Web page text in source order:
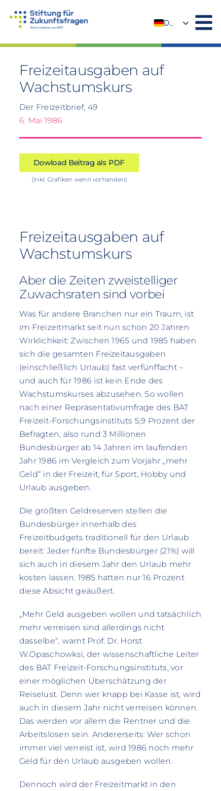
Inhalt
DE
Freizeitausgaben auf
Wachstumskurs
Der Freizeitbrief, 49
6. Mai 1986
Dowload Beitrag als PDF
(inkl. Grafiken wenn vorhanden)
Freizeitausgaben auf
Wachstumskurs
Aber die Zeiten zweistelliger
Zuwachsraten sind vorbei
Was für andere Branchen nur ein Traum, ist
im Freizeitmarkt seit nun schon 20 Jahren
Wirklichkeit: Zwischen 1965 und 1985 haben
sich die gesamten Freizeitausgaben
(einschließlich Urlaub) fast verfünffacht –
und auch für 1986 ist kein Ende des
Wachstumskurses abzusehen. So wollen
nach einer Repräsentativumfrage des BAT
Freizeit-Forschungsinstituts 5,9 Prozent der
Befragten, also rund 3 Millionen
Bundesbürger ab 14 Jahren im laufenden
Jahr 1986 im Vergleich zum Vorjahr „mehr
Geld“ in der Freizeit, für Sport, Hobby und
Urlaub ausgeben.
Die größten Geldreserven stellen die
Bundesbürger innerhalb des
Freizeitbudgets traditionell für den Urlaub
bereit: Jeder fünfte Bundesbürger (21%) will
sich auch in diesem Jahr den Urlaub mehr
kosten lassen. 1985 hatten nur 16 Prozent
diese Absicht geäußert.
„Mehr Geld ausgeben wollen und tatsächIich
mehr verreisen sind allerdings nicht
dasselbe“, warnt Prof. Dr. Horst
W.Opaschowksi, der wissenschaftliche Leiter
des BAT Freizeit-Forschungsinstituts, vor
einer möglichen Überschätzung der
Reiselust. Denn wer knapp bei Kasse ist, wird
auch in diesem Jahr nicht verreisen können.
Das werden vor allem die Rentner und die
Arbeitslosen sein. Andererseits: Wer schon
immer viel verreist ist, wird 1986 noch mehr
Geld für den Urlaub ausgeben wollen.
Dennoch wird der Freizeitmarkt in den